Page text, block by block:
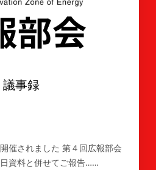
事録
催されました 第４回広報部会
資料と併せてご報告……